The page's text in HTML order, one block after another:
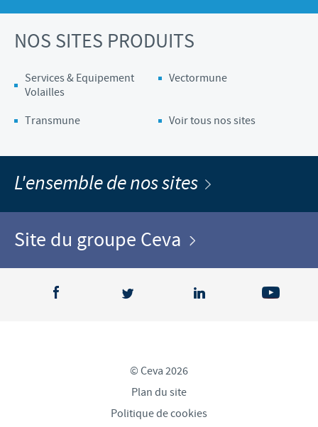
NOS SITES PRODUITS
Services & Equipement
Volailles
Vectormune
Transmune Voir tous nos sites
L'ensemble de nos sites
Site du groupe Ceva
© Ceva 2026
Plan du site
Politique de cookies